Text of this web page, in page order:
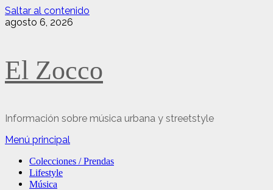
Saltar al contenido
agosto 6, 2026
El Zocco
Información sobre música urbana y streetstyle
Menú principal
Colecciones / Prendas
Lifestyle
Música